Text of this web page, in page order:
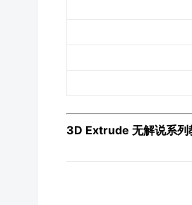
3D Extrude 无解说系列